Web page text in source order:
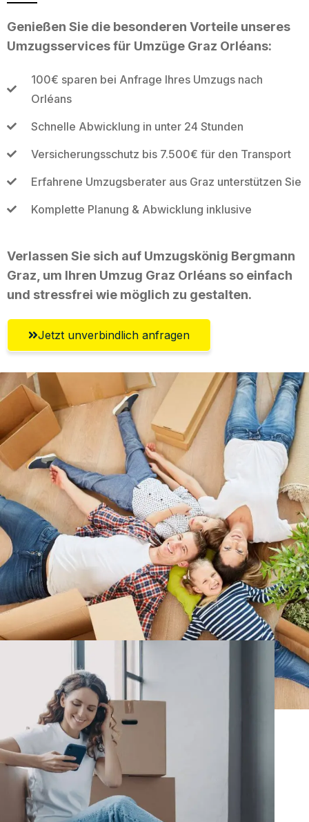
Genießen Sie die besonderen Vorteile unseres
Umzugsservices für Umzüge Graz Orléans:
100€ sparen bei Anfrage Ihres Umzugs nach
Orléans
Schnelle Abwicklung in unter 24 Stunden
Versicherungsschutz bis 7.500€ für den Transport
Erfahrene Umzugsberater aus Graz unterstützen Sie
Komplette Planung & Abwicklung inklusive
Verlassen Sie sich auf Umzugskönig Bergmann
Graz, um Ihren Umzug Graz Orléans so einfach
und stressfrei wie möglich zu gestalten.
Jetzt unverbindlich anfragen